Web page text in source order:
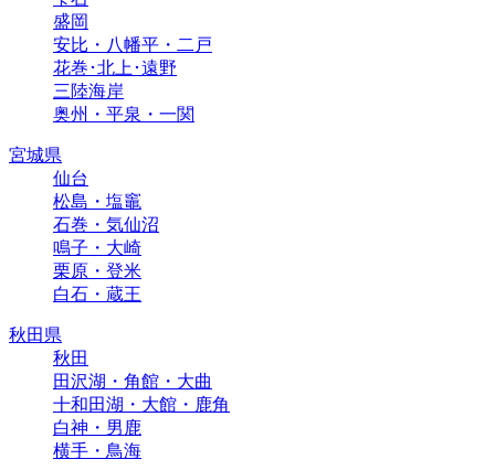
盛岡
安比・八幡平・二戸
花巻･北上･遠野
三陸海岸
奥州・平泉・一関
宮城県
仙台
松島・塩竈
石巻・気仙沼
鳴子・大崎
栗原・登米
白石・蔵王
秋田県
秋田
田沢湖・角館・大曲
十和田湖・大館・鹿角
白神・男鹿
横手・鳥海